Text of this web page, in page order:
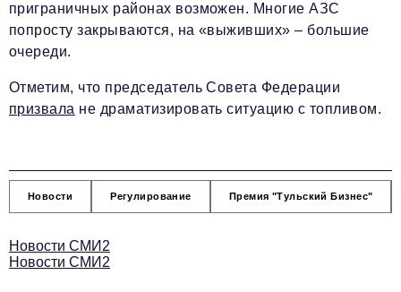
приграничных районах возможен. Многие АЗС
попросту закрываются, на «выживших» – большие
очереди.
Отметим, что председатель Совета Федерации
призвала не драматизировать ситуацию с топливом.
Новости Регулирование Премия "Тульский Бизнес"
Новости СМИ2
Новости СМИ2